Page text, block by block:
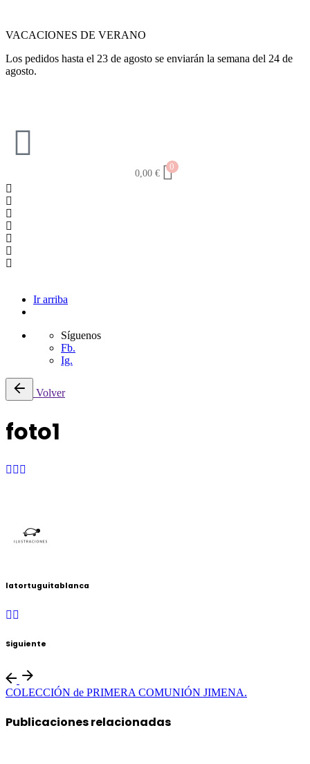
VACACIONES DE VERANO
Los pedidos hasta el 23 de agosto se enviarán la semana del 24 de
agosto.
0,00 €
0
Ir arriba
Síguenos
Fb.
Ig.
Volver
foto1
latortuguitablanca
Siguiente
COLECCIÓN de PRIMERA COMUNIÓN JIMENA.
Publicaciones relacionadas